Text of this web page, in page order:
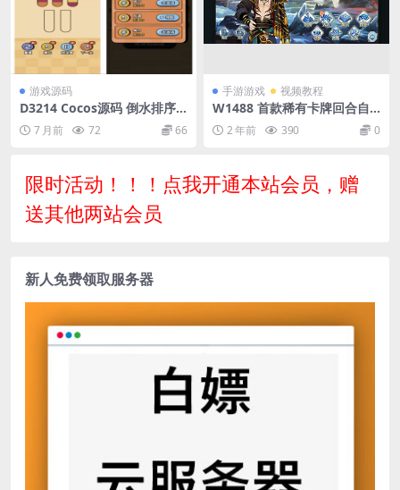
游戏源码
D3214 Cocos源码 倒水排序
大师 CocosCreator游戏源码
完整游戏代码2.4ts
7 月前 72 66
手游游戏 视频教程
W1488 首款稀有卡牌回合自
走棋手游【梦间集】最新整理
Linux手工服务端+GM授权后
2 年前 390 0
限时活动！！！点我开通本站会员，赠
送其他两站会员
新人免费领取服务器